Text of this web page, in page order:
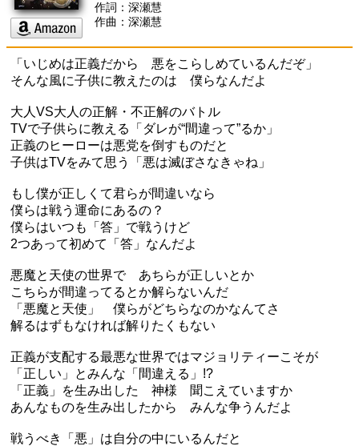
作詞：深瀬慧
作曲：深瀬慧
「いじめは正義だから 悪をこらしめているんだぞ」
そんな風に子供に教えたのは 僕らなんだよ
大人VS大人の正解・不正解のバトル
TVで子供らに教える「ダレが“間違って”るか」
正義のヒーローは悪党を倒すものだと
子供はTVをみて思う「悪は滅ぼさなきゃね」
もし僕が正しくて君らが間違いなら
僕らは戦う運命にあるの？
僕らはいつも「答」で戦うけど
2つあって初めて「答」なんだよ
悪魔と天使の世界で あちらが正しいとか
こちらが間違ってるとか解らないんだ
「悪魔と天使」 僕らがどちらなのかなんてさ
解るはずもなければ解りたくもない
正義が支配する最悪な世界ではマジョリティーこそが
「正しい」とみんな「間違える」!?
「正義」を生み出した 神様 聞こえていますか
あんなものを生み出したから みんな争うんだよ
戦うべき「悪」は自分の中にいるんだと